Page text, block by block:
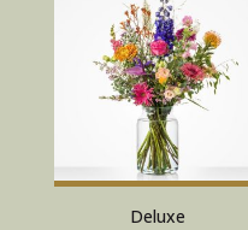
Deluxe